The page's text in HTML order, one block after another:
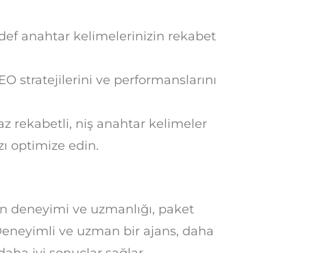
anahtar kelimelerinizin rekabet
stratejilerini ve performanslarını
rekabetli, niş anahtar kelimeler
optimize edin.
deneyimi ve uzmanlığı, paket
ve uzman bir ajans, daha